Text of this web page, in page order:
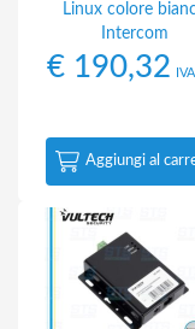
Linux colore
Intercom
€ 190,32
Aggiungi al